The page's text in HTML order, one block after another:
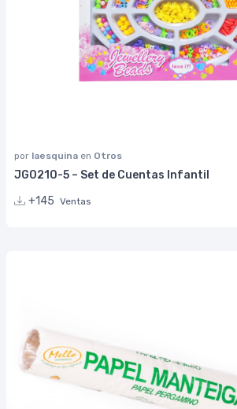
por laesquina en Otros
JG0210-5 – Set de Cuentas Infantil
+145 Ventas